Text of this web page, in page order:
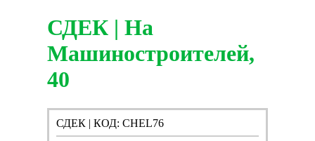
СДЕК | На
Машиностроителей,
40
СДЕК | КОД: CHEL76